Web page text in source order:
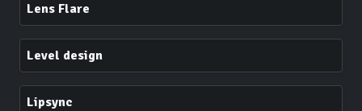
Lens Flare
Level design
Lipsync